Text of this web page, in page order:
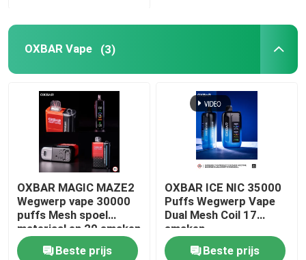
OXBAR Vape (3)
OXBAR MAGIC MAZE2
Wegwerp vape 30000
puffs Mesh spoel
materiaal en 20 smaken
90*53*23mm Grootte
Beste prijs
OXBAR ICE NIC 35000
Puffs Wegwerp Vape
Dual Mesh Coil 17
smaken
Beste prijs